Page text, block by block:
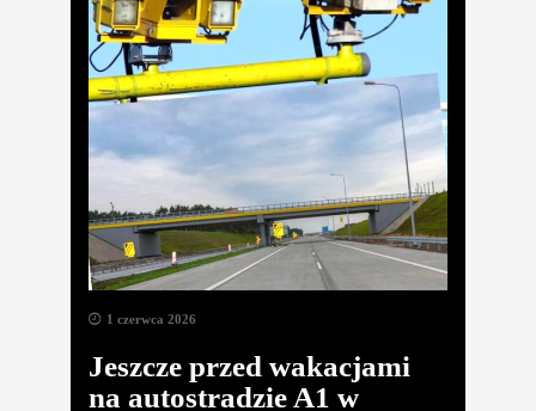
1 czerwca 2026
Jeszcze przed wakacjami
na autostradzie A1 w